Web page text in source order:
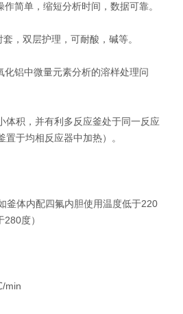
简单，缩短分析时间，数据可靠。
，双层护理，可耐酸，碱等。
化铝中微量元素分析的溶样处理问
体积，并有利多反应釜处于同一反应
于均相反应器中加热）。
釜体内配四氟内胆使用温度低于220
度）
min